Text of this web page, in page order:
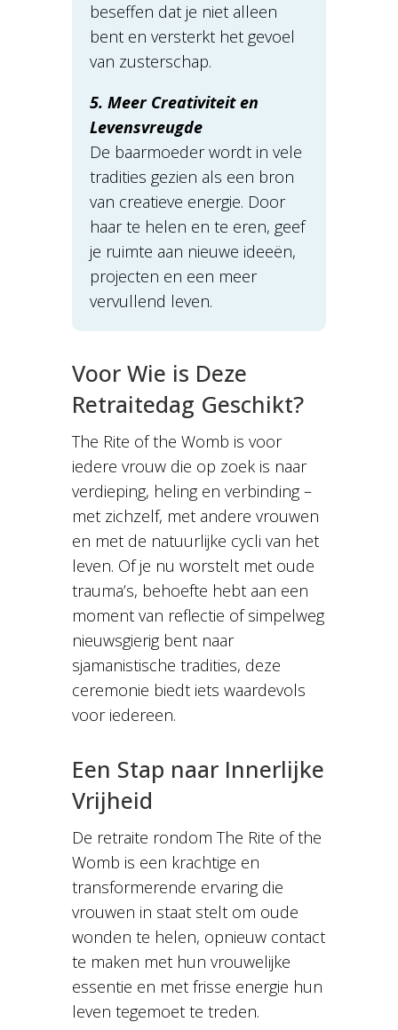
beseffen dat je niet alleen
bent en versterkt het gevoel
van zusterschap.
5. Meer Creativiteit en
Levensvreugde
De baarmoeder wordt in vele
tradities gezien als een bron
van creatieve energie. Door
haar te helen en te eren, geef
je ruimte aan nieuwe ideeën,
projecten en een meer
vervullend leven.
Voor Wie is Deze
Retraitedag Geschikt?
The Rite of the Womb is voor
iedere vrouw die op zoek is naar
verdieping, heling en verbinding –
met zichzelf, met andere vrouwen
en met de natuurlijke cycli van het
leven. Of je nu worstelt met oude
trauma’s, behoefte hebt aan een
moment van reflectie of simpelweg
nieuwsgierig bent naar
sjamanistische tradities, deze
ceremonie biedt iets waardevols
voor iedereen.
Een Stap naar Innerlijke
Vrijheid
De retraite rondom The Rite of the
Womb is een krachtige en
transformerende ervaring die
vrouwen in staat stelt om oude
wonden te helen, opnieuw contact
te maken met hun vrouwelijke
essentie en met frisse energie hun
leven tegemoet te treden.